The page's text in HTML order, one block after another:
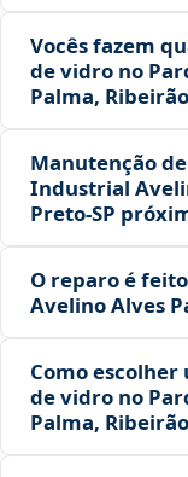
Vocês fazem
de vidro no
Palma,
Manutenção
Industrial
Preto‑SP
O reparo é
Avelino Alves
Como
de vidro no
Palma,